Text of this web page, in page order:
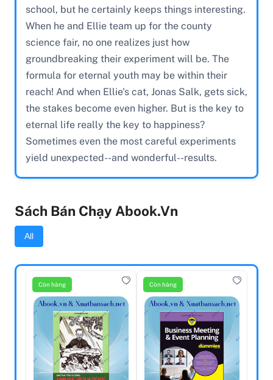
school, but he certainly keeps things interesting.
When he and Ellie team up for the county
science fair, no one realizes just how
groundbreaking their experiment will be. The
formula for eternal youth may be within their
reach! And when Ellie's cat, Jonas Salk, gets sick,
the stakes become even higher. But is the key to
eternal life really the key to happiness?
Sometimes even the most careful experiments
yield unexpected--and wonderful--results.
Sách Bán Chạy Abook.vn
All
Còn hàng Còn hàng